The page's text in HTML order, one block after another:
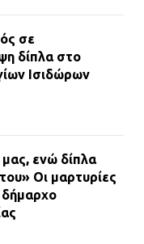
σε
δίπλα στο
Ισιδώρων
ενώ δίπλα
Οι μαρτυρίες
δήμαρχο